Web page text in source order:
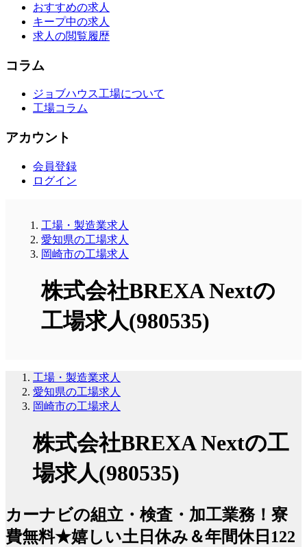
おすすめの求人
キープ中の求人
求人の閲覧履歴
コラム
ジョブハウス工場について
工場コラム
アカウント
会員登録
ログイン
工場・製造業求人
愛知県の工場求人
岡崎市の工場求人
株式会社BREXA Nextの
工場求人(980535)
工場・製造業求人
愛知県の工場求人
岡崎市の工場求人
株式会社BREXA Nextの工
場求人(980535)
カーナビの組立・検査・加工業務！寮
費無料★嬉しい土日休み＆年間休日122